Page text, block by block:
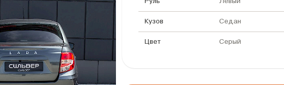
Руль Левый
Кузов Седан
Цвет Серый